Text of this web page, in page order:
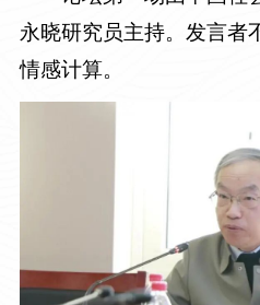
永晓研究员主持。发言者
情感计算。